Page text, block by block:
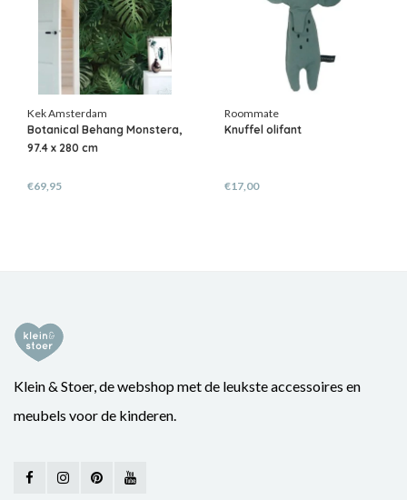
Kek Amsterdam
Botanical Behang Monstera,
97.4 x 280 cm
€69,95
Roommate
Knuffel olifant
€17,00
Klein & Stoer, de webshop met de leukste accessoires en
meubels voor de kinderen.